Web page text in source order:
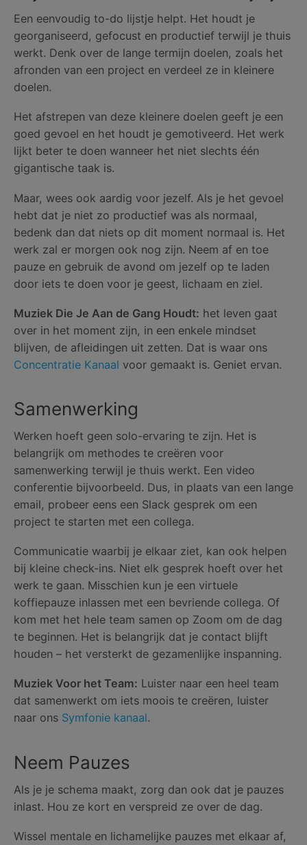
Een eenvoudig to-do lijstje helpt. Het houdt je
georganiseerd, gefocust en productief terwijl je thuis
werkt. Denk over de lange termijn doelen, zoals het
afronden van een project en verdeel ze in kleinere
doelen.
Het afstrepen van deze kleinere doelen geeft je een
goed gevoel en het houdt je gemotiveerd. Het werk
lijkt beter te doen wanneer het niet slechts één
gigantische taak is.
Maar, wees ook aardig voor jezelf. Als je het gevoel
hebt dat je niet zo productief was als normaal,
bedenk dan dat niets op dit moment normaal is. Het
werk zal er morgen ook nog zijn. Neem af en toe
pauze en gebruik de avond om jezelf op te laden
door iets te doen voor je geest, lichaam en ziel.
Muziek Die Je Aan de Gang Houdt: het leven gaat
over in het moment zijn, in een enkele mindset
blijven, de afleidingen uit zetten. Dat is waar ons
Concentratie Kanaal voor gemaakt is. Geniet ervan.
Samenwerking
Werken hoeft geen solo-ervaring te zijn. Het is
belangrijk om methodes te creëren voor
samenwerking terwijl je thuis werkt. Een video
conferentie bijvoorbeeld. Dus, in plaats van een lange
email, probeer eens een Slack gesprek om een
project te starten met een collega.
Communicatie waarbij je elkaar ziet, kan ook helpen
bij kleine check-ins. Niet elk gesprek hoeft over het
werk te gaan. Misschien kun je een virtuele
koffiepauze inlassen met een bevriende collega. Of
kom met het hele team samen op Zoom om de dag
te beginnen. Het is belangrijk dat je contact blijft
houden – het versterkt de gezamenlijke inspanning.
Muziek Voor het Team: Luister naar een heel team
dat samenwerkt om iets moois te creëren, luister
naar ons Symfonie kanaal.
Neem Pauzes
Als je je schema maakt, zorg dan ook dat je pauzes
inlast. Hou ze kort en verspreid ze over de dag.
Wissel mentale en lichamelijke pauzes met elkaar af,